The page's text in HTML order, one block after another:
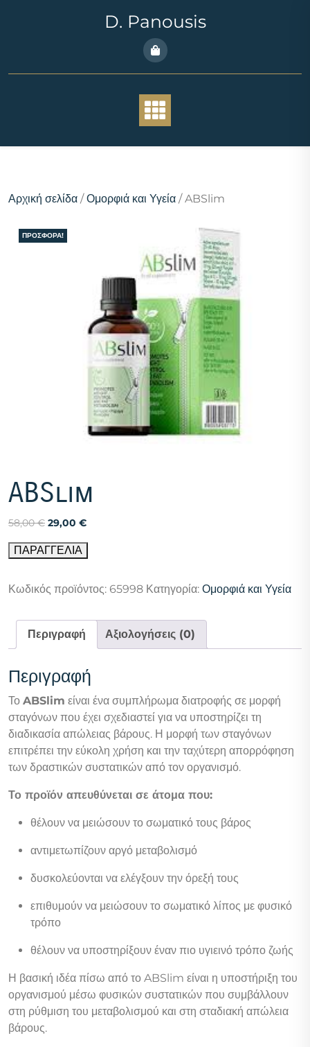
D. Panousis
Αρχική σελίδα /Ομορφιά και Υγεία / ABSlim
ΠΡΟΣΦΟΡΆ!
ABSlim
58,00€ Original
was:
29,00 €Η
29,00 €.
ΠΑΡΑΓΓΕΛΙΑ
Κωδικός προϊόντος: 65998 Κατηγορία: Ομορφιά και Υγεία
Περιγραφή Αξιολογήσεις (0)
Περιγραφή
Το ABSlim είναι ένα συμπλήρωμα διατροφής σε μορφή
σταγόνων που έχει σχεδιαστεί για να υποστηρίζει τη
διαδικασία απώλειας βάρους. Η μορφή των σταγόνων
επιτρέπει την εύκολη χρήση και την ταχύτερη απορρόφηση
των δραστικών συστατικών από τον οργανισμό.
Το προϊόν απευθύνεται σε άτομα που:
θέλουν να μειώσουν το σωματικό τους βάρος
αντιμετωπίζουν αργό μεταβολισμό
δυσκολεύονται να ελέγξουν την όρεξή τους
επιθυμούν να μειώσουν το σωματικό λίπος με φυσικό
τρόπο
θέλουν να υποστηρίξουν έναν πιο υγιεινό τρόπο ζωής
Η βασική ιδέα πίσω από το ABSlim είναι η υποστήριξη του
οργανισμού μέσω φυσικών συστατικών που συμβάλλουν
στη ρύθμιση του μεταβολισμού και στη σταδιακή απώλεια
βάρους.